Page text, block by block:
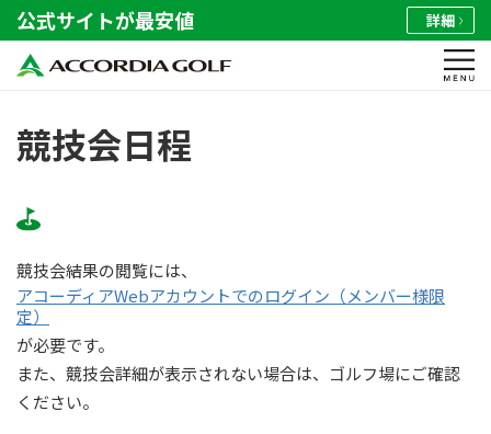
公式サイトが最安値 詳細
競技会日程
競技会結果の閲覧には、
アコーディアWebアカウントでのログイン（メンバー様限
定）
が必要です。
また、競技会詳細が表示されない場合は、ゴルフ場にご確認
ください。